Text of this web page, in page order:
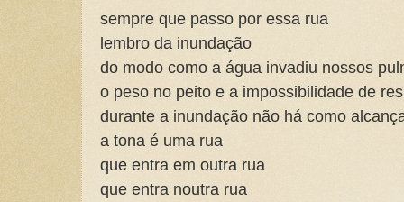
sempre que passo por essa rua
lembro da inundação
do modo como a água invadiu nossos
o peso no peito e a impossibilidade de
durante a inundação não há como
a tona é uma rua
que entra em outra rua
que entra noutra rua